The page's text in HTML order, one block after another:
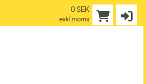
0 SEK
exkl moms